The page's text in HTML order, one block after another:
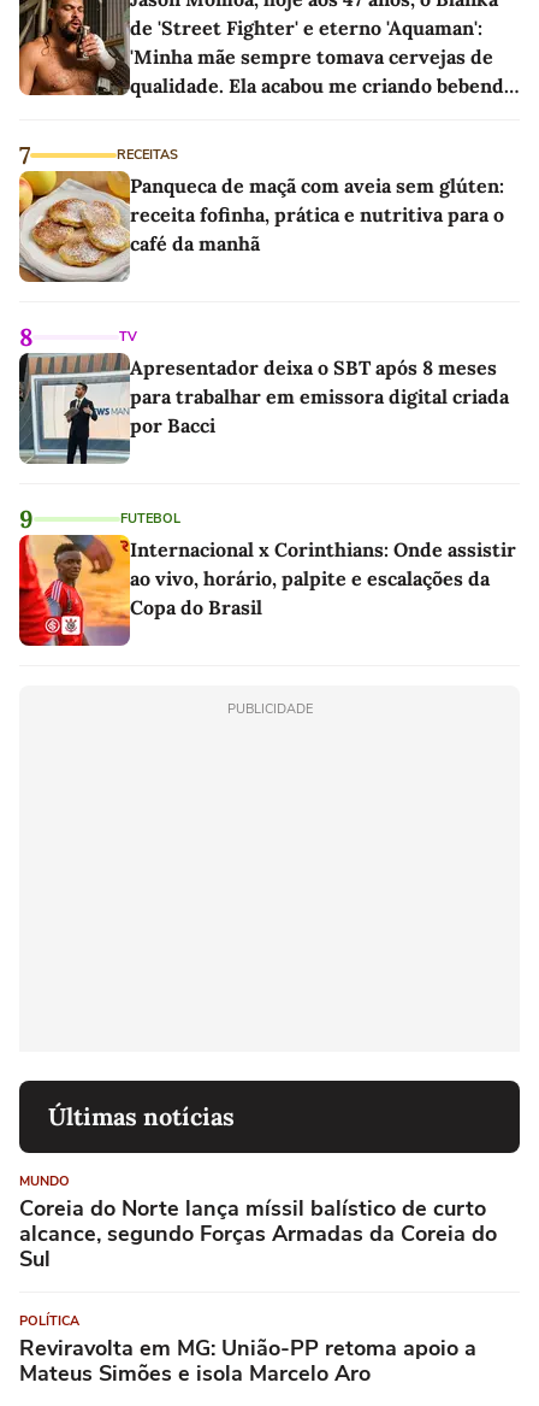
de 'Street Fighter' e eterno 'Aquaman':
'Minha mãe sempre tomava cervejas de
qualidade. Ela acabou me criando bebendo
7 RECEITAS
Panqueca de maçã com aveia sem glúten:
receita fofinha, prática e nutritiva para o
café da manhã
8 TV
Apresentador deixa o SBT após 8 meses
para trabalhar em emissora digital criada
por Bacci
9 FUTEBOL
Internacional x Corinthians: Onde assistir
ao vivo, horário, palpite e escalações da
Copa do Brasil
PUBLICIDADE
Últimas notícias
MUNDO
Coreia do Norte lança míssil balístico de curto
alcance, segundo Forças Armadas da Coreia do
Sul
POLÍTICA
Reviravolta em MG: União-PP retoma apoio a
Mateus Simões e isola Marcelo Aro